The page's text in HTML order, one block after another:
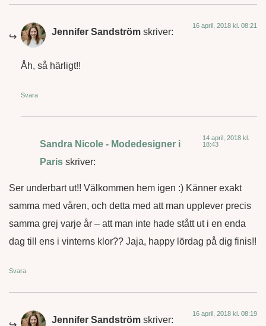
Jennifer Sandström skriver:
16 april, 2018 kl. 08:21
Åh, så härligt!!
Svara
Sandra Nicole - Modedesigner i
Paris skriver:
14 april, 2018 kl.
18:43
Ser underbart ut!! Välkommen hem igen :) Känner exakt
samma med våren, och detta med att man upplever precis
samma grej varje år – att man inte hade stått ut i en enda
dag till ens i vinterns klor?? Jaja, happy lördag på dig finis!!
Svara
Jennifer Sandström skriver:
16 april, 2018 kl. 08:19